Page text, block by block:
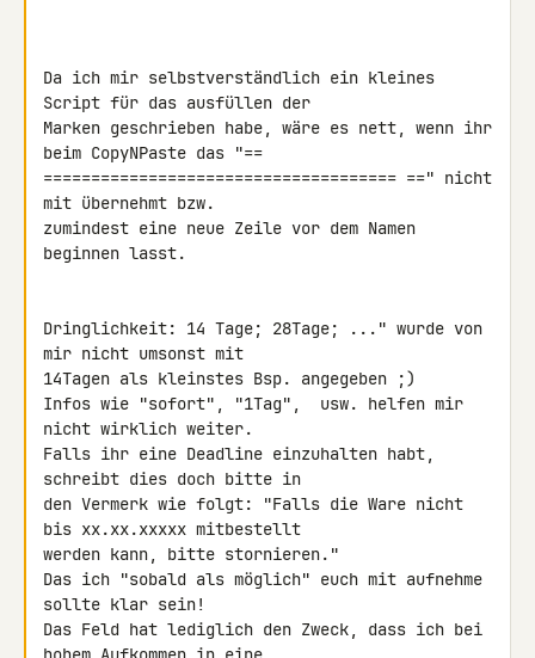
Da ich mir selbstverständlich ein kleines
Script für das ausfüllen der
Marken geschrieben habe, wäre es nett, wenn ihr
beim CopyNPaste das "==
===================================== ==" nicht
mit übernehmt bzw.
zumindest eine neue Zeile vor dem Namen
beginnen lasst.
Dringlichkeit: 14 Tage; 28Tage; ..." wurde von
mir nicht umsonst mit
14Tagen als kleinstes Bsp. angegeben ;)
Infos wie "sofort", "1Tag",  usw. helfen mir
nicht wirklich weiter.
Falls ihr eine Deadline einzuhalten habt,
schreibt dies doch bitte in
den Vermerk wie folgt: "Falls die Ware nicht
bis xx.xx.xxxxx mitbestellt
werden kann, bitte stornieren."
Das ich "sobald als möglich" euch mit aufnehme
sollte klar sein!
Das Feld hat lediglich den Zweck, dass ich bei